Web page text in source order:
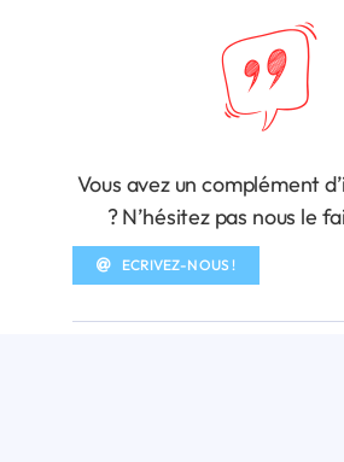
Vous avez un complément
? N’hésitez pas nous le
ECRIVEZ-NOUS !